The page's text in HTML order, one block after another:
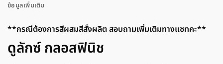
ข้อมูลเพิ่มเติม
**กรณีต้องการสีผสมสีสั่งผลิต สอบถามเพิ่มเติมทางแชทคะ**
ดูลักซ์ กลอสฟินิช